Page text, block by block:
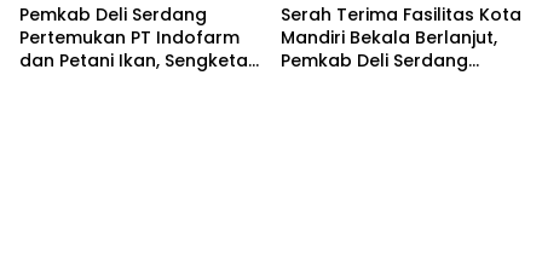
Pemkab Deli Serdang
Pertemukan PT Indofarm
dan Petani Ikan, Sengketa
Serah Terima Fasilitas Kota
Mandiri Bekala Berlanjut,
Pemkab Deli Serdang